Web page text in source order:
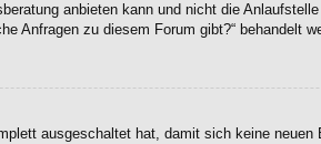
anbieten kann und nicht die
Anfragen zu diesem Forum gibt?“ behandelt
ausgeschaltet hat, damit sich keine